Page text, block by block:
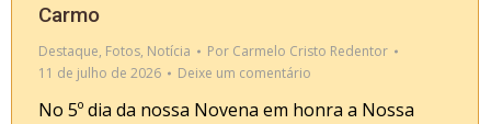
Carmo
Destaque, Fotos, Notícia Por Carmelo Cristo Redentor
11 de julho de 2026
Deixe um comentário
No 5º dia da nossa Novena em honra a Nossa